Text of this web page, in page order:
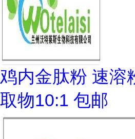
鸡内金肽粉 速溶
取物10:1 包邮